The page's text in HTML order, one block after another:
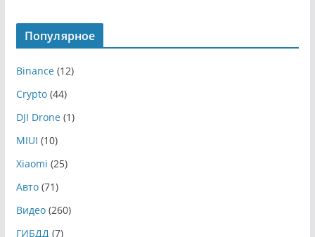
Популярное
Binance(12)
Crypto(44)
DJI Drone(1)
MIUI (10)
Xiaomi (25)
Авто(71)
Видео(260)
ГИБДД(7)